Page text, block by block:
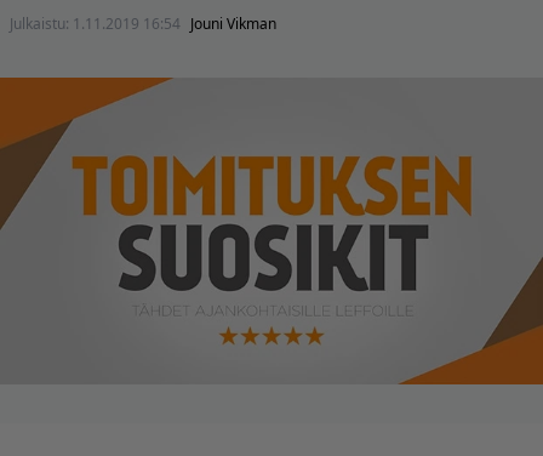
Julkaistu: 1.11.2019 16:54 Jouni Vikman